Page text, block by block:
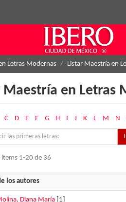
Letras Modernas Listar Maestría en
Maestría en Letras
C D E F G H I J K L M N
1-20 de 36
los autores
Diana María[1]